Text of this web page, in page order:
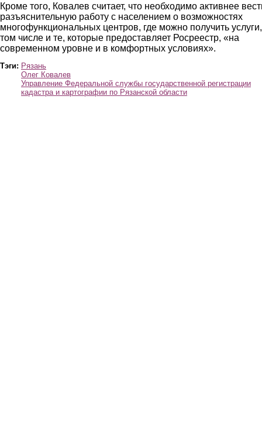
Кроме того, Ковалев считает, что необходимо активнее
разъяснительную работу с населением о возможностях
многофункциональных центров, где можно получить
том числе и те, которые предоставляет Росреестр, «на
современном уровне и в комфортных условиях».
Тэги: Рязань
Олег Ковалев
Управление Федеральной службы государственной регистрации
кадастра и картографии по Рязанской области